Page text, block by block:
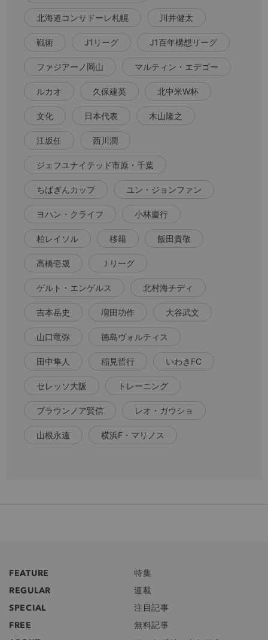
北海道コンサドーレ札幌 川井健太
戦術 J1リーグ J1百年構想リーグ
ファジアーノ岡山 マルティン・エデゴー
ルカオ 久保建英 北中米W杯
文化 日本代表 木山隆之
江坂任 西川潤
ジェフユナイテッド市原・千葉
ちばぎんカップ ユン・ジョンファン
ヨハン・クライフ 小林慶行
柏レイソル 移籍 飯田貴敬
高橋壱晟 Ｊリーグ
ゲルト・エンゲルス 北村海チディ
吉本岳史 増田功作 大谷武文
山口竜弥 徳島ヴォルティス
田中隼人 稲見哲行 いわきFC
セレッソ大阪 トレーニング
ブラウンノア賢信 レオ・ガウショ
山根永遠 横浜F・マリノス
FEATURE
特集
REGULAR
連載
SPECIAL
注目記事
FREE
無料記事